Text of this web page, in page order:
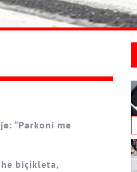
“Parkoni me
biçikleta,